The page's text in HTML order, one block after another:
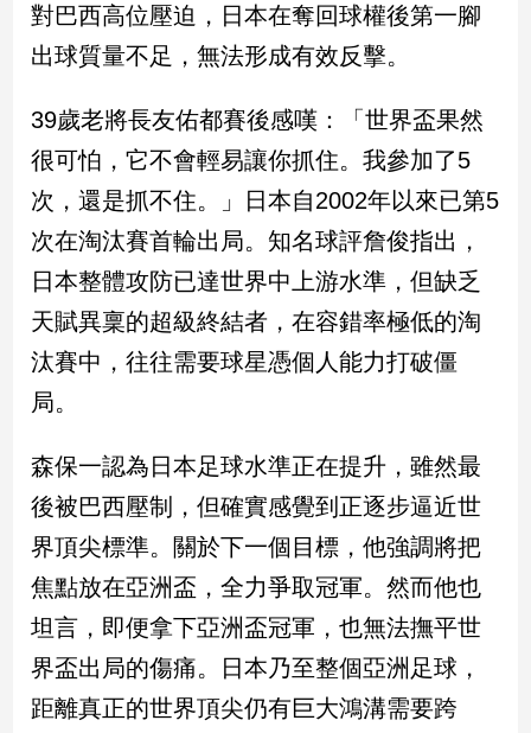
毒
專
區
南
台
觀
點
南
台
觀
娛
樂
樂
星
聞
流
對巴西高位壓迫，日本在奪回球權後第一腳
出球質量不足，無法形成有效反擊。
39歲老將長友佑都賽後感嘆：「世界盃果然
很可怕，它不會輕易讓你抓住。我參加了5
次，還是抓不住。」日本自2002年以來已第5
次在淘汰賽首輪出局。知名球評詹俊指出，
日本整體攻防已達世界中上游水準，但缺乏
天賦異稟的超級終結者，在容錯率極低的淘
汰賽中，往往需要球星憑個人能力打破僵
局。
森保一認為日本足球水準正在提升，雖然最
後被巴西壓制，但確實感覺到正逐步逼近世
界頂尖標準。關於下一個目標，他強調將把
焦點放在亞洲盃，全力爭取冠軍。然而他也
坦言，即便拿下亞洲盃冠軍，也無法撫平世
界盃出局的傷痛。日本乃至整個亞洲足球，
距離真正的世界頂尖仍有巨大鴻溝需要跨